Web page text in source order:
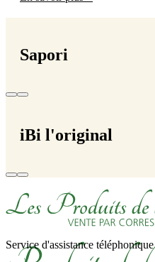
Sapori
iBi l'original
Service d'assistance téléphonique